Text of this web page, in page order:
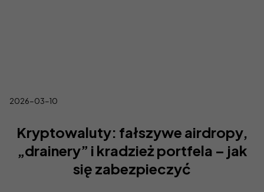
2026-03-10
Kryptowaluty: fałszywe airdropy,
„drainery” i kradzież portfela – jak
się zabezpieczyć